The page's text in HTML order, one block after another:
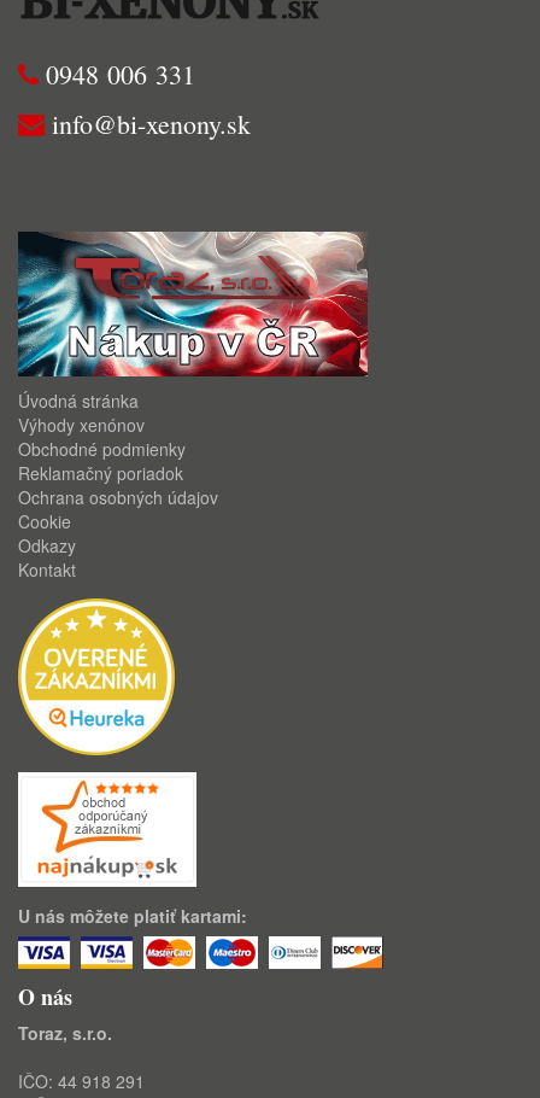
0948 006 331
info@bi-xenony.sk
Úvodná stránka
Výhody xenónov
Obchodné podmienky
Reklamačný poriadok
Ochrana osobných údajov
Cookie
Odkazy
Kontakt
U nás môžete platiť kartami:
O nás
Toraz, s.r.o.
IČO: 44 918 291